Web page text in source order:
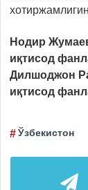
Нодир
иқтисод
Дилшоджон
иқтисод
Ўзбекистон